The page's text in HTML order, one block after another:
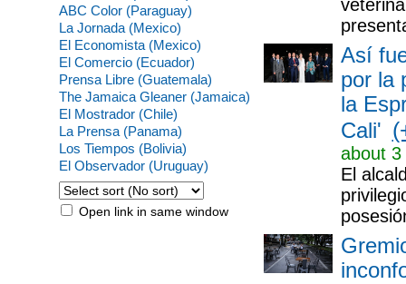
ABC Color (Paraguay)
La Jornada (Mexico)
El Economista (Mexico)
El Comercio (Ecuador)
Prensa Libre (Guatemala)
The Jamaica Gleaner (Jamaica)
El Mostrador (Chile)
La Prensa (Panama)
Los Tiempos (Bolivia)
El Observador (Uruguay)
Open link in same window
Así
por la
la
Cali'
about
El